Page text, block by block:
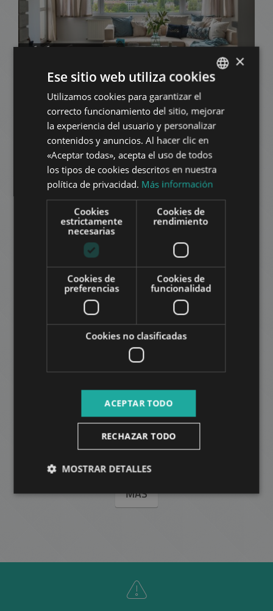
LÓRÁNTFFY ZSUZSANNA UTCA
Precio:269.000.000 HUF
2
AÑADIR A LA LISTA
BIMBÓ UT
732.000.000 HUF
Distrito 2 • 3 dormitorios • 215 m2
AÑADIR A LA LISTA
GÁBOR ÁRON KÖZ
155.900.000 HUF
Distrito 2 • 2 dormitorios • 60 m2
MÁS
ENGLISH
HUNGARIAN
FRENCH
SPANISH
RUSSIAN
×
Ese sitio web utiliza cookies
Utilizamos cookies para garantizar el
correcto funcionamiento del sitio, mejorar
la experiencia del usuario y personalizar
contenidos y anuncios. Al hacer clic en
«Aceptar todas», acepta el uso de todos
los tipos de cookies descritos en nuestra
política de privacidad. Más información
Cookies
estrictamente
necesarias
Cookies de
rendimiento
Cookies de
preferencias
Cookies de
funcionalidad
Cookies no clasificadas
ACEPTAR TODO
RECHAZAR TODO
MOSTRAR DETALLES